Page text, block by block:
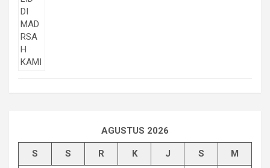
AGUSTUS 2026
S S R K J S M